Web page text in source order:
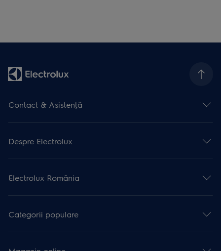
Contact & Asistenţă
Despre Electrolux
Electrolux România
Categorii populare